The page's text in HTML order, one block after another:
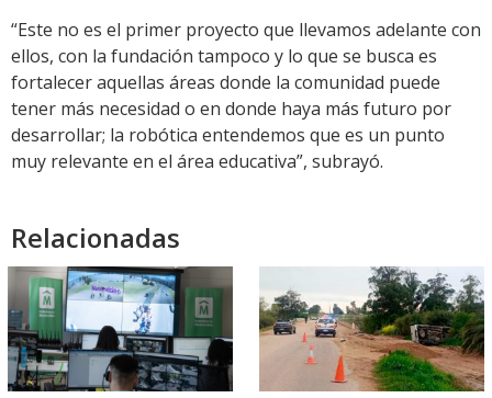
“Este no es el primer proyecto que llevamos adelante con
ellos, con la fundación tampoco y lo que se busca es
fortalecer aquellas áreas donde la comunidad puede
tener más necesidad o en donde haya más futuro por
desarrollar; la robótica entendemos que es un punto
muy relevante en el área educativa”, subrayó.
Relacionadas